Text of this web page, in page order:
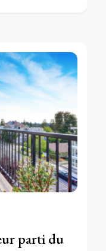
parti du